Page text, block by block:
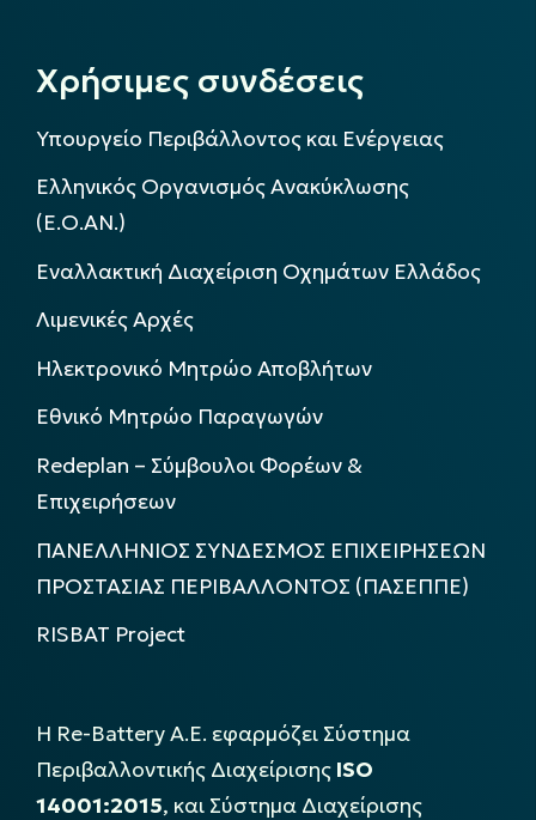
Χρήσιμες συνδέσεις
Υπουργείο Περιβάλλοντος και Ενέργειας
Ελληνικός Οργανισμός Ανακύκλωσης
(Ε.Ο.ΑΝ.)
Εναλλακτική Διαχείριση Οχημάτων Ελλάδος
Λιμενικές Αρχές
Ηλεκτρονικό Μητρώο Αποβλήτων
Εθνικό Μητρώο Παραγωγών
Redeplan – Σύμβουλοι Φορέων &
Επιχειρήσεων
ΠΑΝΕΛΛΗΝΙΟΣ ΣΥΝΔΕΣΜΟΣ ΕΠΙΧΕΙΡΗΣΕΩΝ
ΠΡΟΣΤΑΣΙΑΣ ΠΕΡΙΒΑΛΛΟΝΤΟΣ (ΠΑΣΕΠΠΕ)
RISBAT Project
Η Re-Battery Α.Ε. εφαρμόζει Σύστημα
Περιβαλλοντικής Διαχείρισης ISO
14001:2015, και Σύστημα Διαχείρισης